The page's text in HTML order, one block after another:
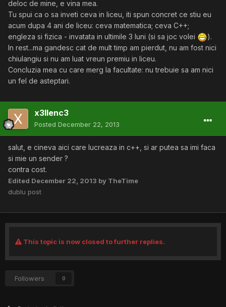
deloc de mine, e vina mea.
Tu spui ca o sa inveti ceva in liceu, iti spun concret ce stiu eu
acum dupa 4 ani de liceu: ceva matematica; ceva C++;
engleza si fizica - invatata in ultimile 3 luni (si sa joc volei
).
In rest...ma gandesc cat de mult timp am pierdut, nu am fost nici
chiulangiu si nu am luat vreun premiu in liceu.
Concluzia mea cu care merg la facultate: nu trebuie sa am nici
un fel de asteptari.
x3llenc3
Posted December 22, 2013
salut, e cineva aici care lucreaza in c++, si ar putea sa imi faca
si mie un sender ?
contra cost.
Edited December 22, 2013 by TheTime
dublu post
This topic is now closed to further replies.
Followers 0